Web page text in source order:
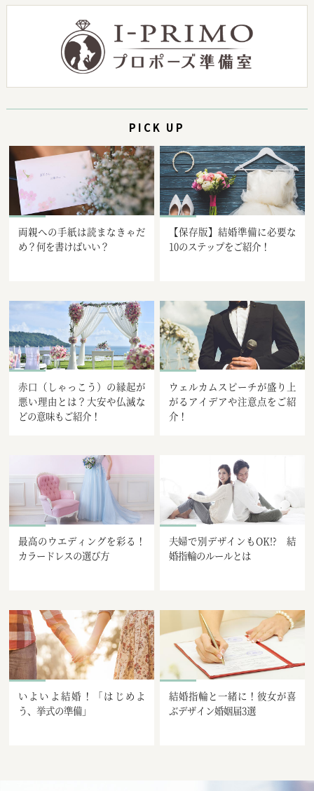
PICK UP
両親への手紙は読まなきゃだ
め？何を書けばいい？
【保存版】結婚準備に必要な
10のステップをご紹介！
赤口（しゃっこう）の縁起が
悪い理由とは？大安や仏滅な
どの意味もご紹介！
ウェルカムスピーチが盛り上
がるアイデアや注意点をご紹
介！
最高のウエディングを彩る！
カラードレスの選び方
夫婦で別デザインもOK!? 結
婚指輪のルールとは
いよいよ結婚！「はじめよ
う、挙式の準備」
結婚指輪と一緒に！彼女が喜
ぶデザイン婚姻届3選